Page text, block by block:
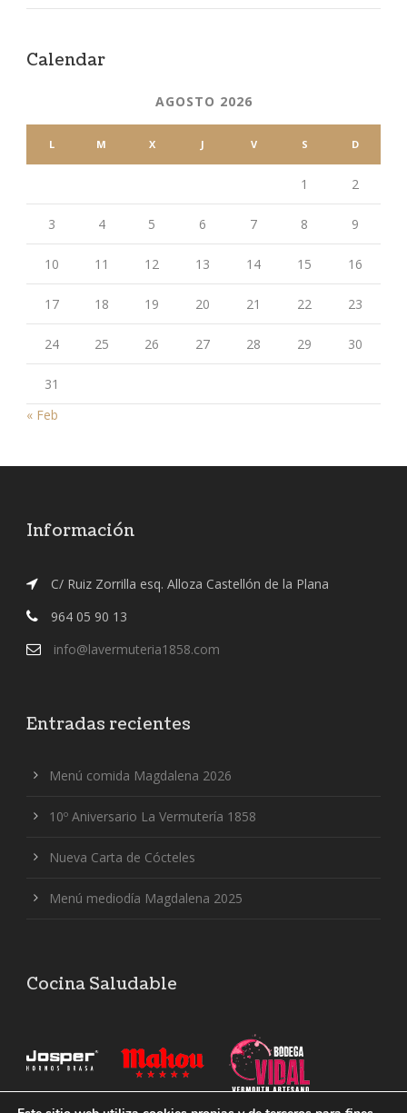
Calendar
AGOSTO 2026
L M X J V S D
1 2
3 4 5 6 7 8 9
10 11 12 13 14 15 16
17 18 19 20 21 22 23
24 25 26 27 28 29 30
31
« Feb
Información
C/ Ruiz Zorrilla esq. Alloza Castellón de la Plana
964 05 90 13
info@lavermuteria1858.com
Entradas recientes
Menú comida Magdalena 2026
10º Aniversario La Vermutería 1858
Nueva Carta de Cócteles
Menú mediodía Magdalena 2025
Cocina Saludable